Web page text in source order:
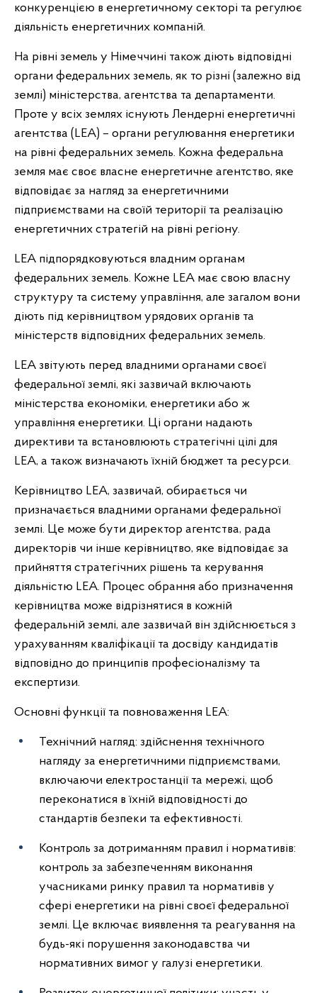
конкуренцією в енергетичному секторі та регулює
діяльність енергетичних компаній.
На рівні земель у Німеччині також діють відповідні
органи федеральних земель, як то різні (залежно від
землі) міністерства, агентства та департаменти.
Проте у всіх землях існують Лендерні енергетичні
агентства (LEA) – органи регулювання енергетики
на рівні федеральних земель. Кожна федеральна
земля має своє власне енергетичне агентство, яке
відповідає за нагляд за енергетичними
підприємствами на своїй території та реалізацію
енергетичних стратегій на рівні регіону.
LEA підпорядковуються владним органам
федеральних земель. Кожне LEA має свою власну
структуру та систему управління, але загалом вони
діють під керівництвом урядових органів та
міністерств відповідних федеральних земель.
LEA звітують перед владними органами своєї
федеральної землі, які зазвичай включають
міністерства економіки, енергетики або ж
управління енергетики. Ці органи надають
директиви та встановлюють стратегічні цілі для
LEA, а також визначають їхній бюджет та ресурси.
Керівництво LEA, зазвичай, обирається чи
призначається владними органами федеральної
землі. Це може бути директор агентства, рада
директорів чи інше керівництво, яке відповідає за
прийняття стратегічних рішень та керування
діяльністю LEA. Процес обрання або призначення
керівництва може відрізнятися в кожній
федеральній землі, але зазвичай він здійснюється з
урахуванням кваліфікації та досвіду кандидатів
відповідно до принципів професіоналізму та
експертизи.
Основні функції та повноваження LEA:
Технічний нагляд: здійснення технічного
нагляду за енергетичними підприємствами,
включаючи електростанції та мережі, щоб
переконатися в їхній відповідності до
стандартів безпеки та ефективності.
Контроль за дотриманням правил і нормативів:
контроль за забезпеченням виконання
учасниками ринку правил та нормативів у
сфері енергетики на рівні своєї федеральної
землі. Це включає виявлення та реагування на
будь-які порушення законодавства чи
нормативних вимог у галузі енергетики.